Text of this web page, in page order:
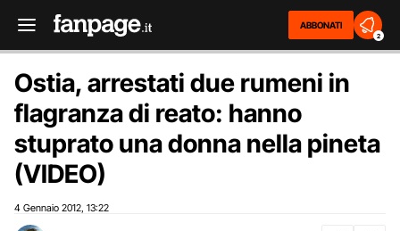
ABBONATI
2
Ostia, arrestati due rumeni in
flagranza di reato: hanno
stuprato una donna nella pineta
(VIDEO)
4 Gennaio 2012 13:22